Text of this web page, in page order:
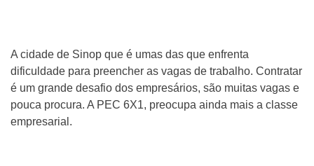
A cidade de Sinop que é umas das que enfrenta
dificuldade para preencher as vagas de trabalho. Contratar
é um grande desafio dos empresários, são muitas vagas e
pouca procura. A PEC 6X1, preocupa ainda mais a classe
empresarial.